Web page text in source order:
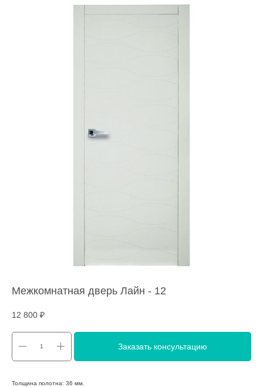
Межкомнатная дверь Лайн - 12
12 800 ₽
Заказать консультацию
Толщина полотна: 36 мм.